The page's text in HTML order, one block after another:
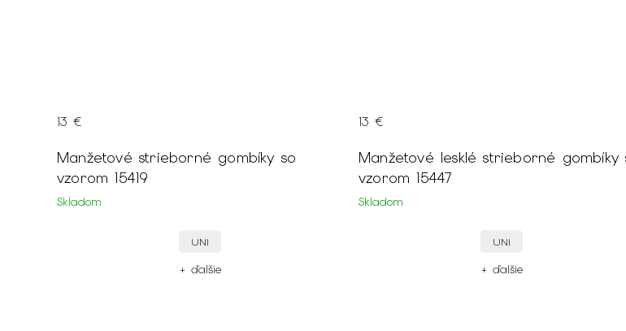
Manžetové strieborné gombíky so
vzorom 15419
Skladom
13 €
UNI
+ ďalšie
Manžetové lesklé strieborné gombíky
vzorom 15447
Skladom
13 €
UNI
+ ďalšie